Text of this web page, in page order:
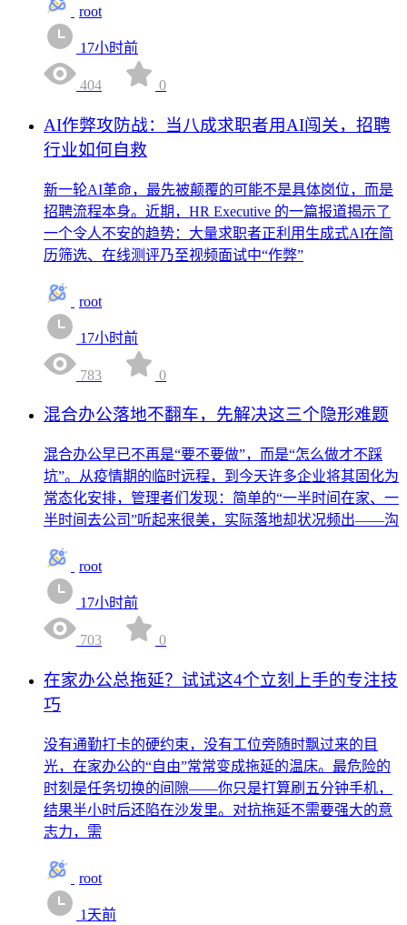
root
17小时前
404 0
AI作弊攻防战：当八成求职者用AI闯关，招聘
行业如何自救
新一轮AI革命，最先被颠覆的可能不是具体岗位，而是
招聘流程本身。近期，HR Executive 的一篇报道揭示了
一个令人不安的趋势：大量求职者正利用生成式AI在简
历筛选、在线测评乃至视频面试中“作弊”
root
17小时前
783 0
混合办公落地不翻车，先解决这三个隐形难题
混合办公早已不再是“要不要做”，而是“怎么做才不踩
坑”。从疫情期的临时远程，到今天许多企业将其固化为
常态化安排，管理者们发现：简单的“一半时间在家、一
半时间去公司”听起来很美，实际落地却状况频出——沟
root
17小时前
703 0
在家办公总拖延？试试这4个立刻上手的专注技
巧
没有通勤打卡的硬约束，没有工位旁随时飘过来的目
光，在家办公的“自由”常常变成拖延的温床。最危险的
时刻是任务切换的间隙——你只是打算刷五分钟手机，
结果半小时后还陷在沙发里。对抗拖延不需要强大的意
志力，需
root
1天前